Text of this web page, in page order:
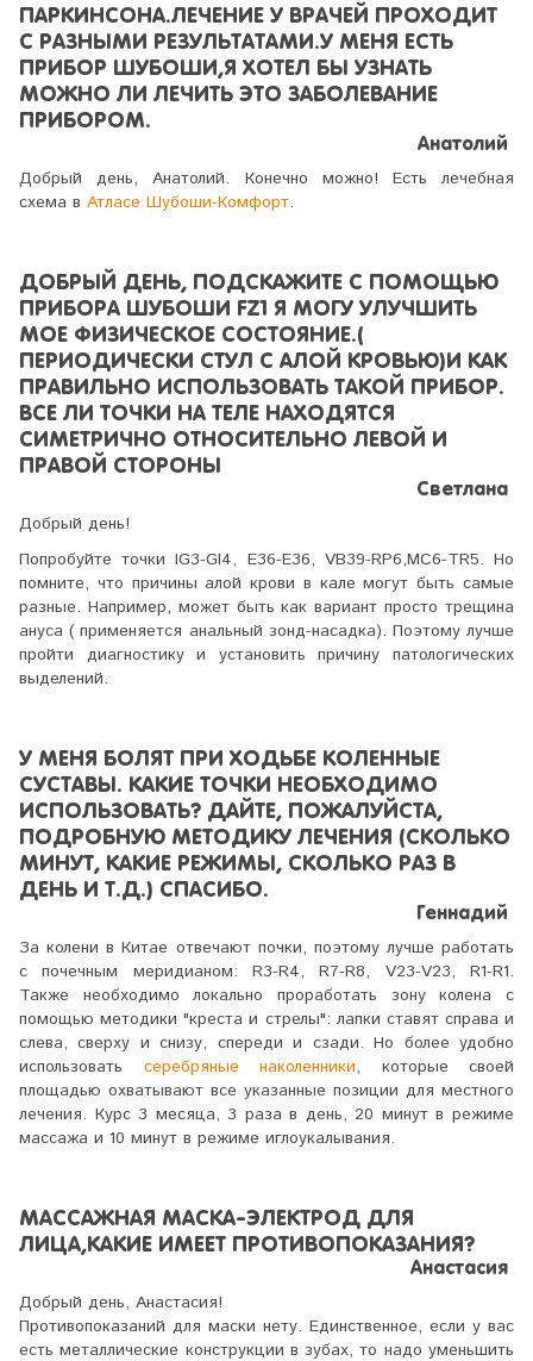
ПАРКИНСОНА.ЛЕЧЕНИЕ У ВРАЧЕЙ ПРОХОДИТ
С РАЗНЫМИ РЕЗУЛЬТАТАМИ.У МЕНЯ ЕСТЬ
ПРИБОР ШУБОШИ,Я ХОТЕЛ БЫ УЗНАТЬ
МОЖНО ЛИ ЛЕЧИТЬ ЭТО ЗАБОЛЕВАНИЕ
ПРИБОРОМ.
Анатолий
Добрый день, Анатолий. Конечно можно! Есть лечебная
схема в Атласе Шубоши-Комфорт.
ДОБРЫЙ ДЕНЬ, ПОДСКАЖИТЕ С ПОМОЩЬЮ
ПРИБОРА ШУБОШИ FZ1 Я МОГУ УЛУЧШИТЬ
МОЕ ФИЗИЧЕСКОЕ СОСТОЯНИЕ.(
ПЕРИОДИЧЕСКИ СТУЛ С АЛОЙ КРОВЬЮ)И КАК
ПРАВИЛЬНО ИСПОЛЬЗОВАТЬ ТАКОЙ ПРИБОР.
ВСЕ ЛИ ТОЧКИ НА ТЕЛЕ НАХОДЯТСЯ
СИМЕТРИЧНО ОТНОСИТЕЛЬНО ЛЕВОЙ И
ПРАВОЙ СТОРОНЫ
Светлана
Добрый день!
Попробуйте точки IG3-GI4, E36-E36, VB39-RP6,MC6-TR5. Но
помните, что причины алой крови в кале могут быть самые
разные. Например, может быть как вариант просто трещина
ануса ( применяется анальный зонд-насадка). Поэтому лучше
пройти диагностику и установить причину патологических
выделений.
У МЕНЯ БОЛЯТ ПРИ ХОДЬБЕ КОЛЕННЫЕ
СУСТАВЫ. КАКИЕ ТОЧКИ НЕОБХОДИМО
ИСПОЛЬЗОВАТЬ? ДАЙТЕ, ПОЖАЛУЙСТА,
ПОДРОБНУЮ МЕТОДИКУ ЛЕЧЕНИЯ (СКОЛЬКО
МИНУТ, КАКИЕ РЕЖИМЫ, СКОЛЬКО РАЗ В
ДЕНЬ И Т.Д.) СПАСИБО.
Геннадий
За колени в Китае отвечают почки, поэтому лучше работать
с почечным меридианом: R3-R4, R7-R8, V23-V23, R1-R1.
Также необходимо локально проработать зону колена с
помощью методики "креста и стрелы": лапки ставят справа и
слева, сверху и снизу, спереди и сзади. Но более удобно
использовать серебряные наколенники, которые своей
площадью охватывают все указанные позиции для местного
лечения. Курс 3 месяца, 3 раза в день, 20 минут в режиме
массажа и 10 минут в режиме иглоукалывания.
МАССАЖНАЯ МАСКА-ЭЛЕКТРОД ДЛЯ
ЛИЦА,КАКИЕ ИМЕЕТ ПРОТИВОПОКАЗАНИЯ?
Анастасия
Добрый день, Анастасия!
Противопоказаний для маски нету. Единственное, если у вас
есть металлические конструкции в зубах, то надо уменьшить